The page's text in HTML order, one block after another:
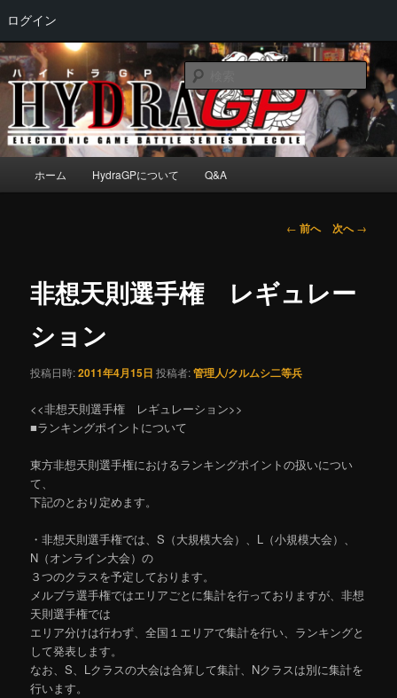
ログイン
メ
イ
ン
ン
テ
ン
HydraGP
Electronic game battle series by ECOLE
検
索
ホーム HydraGPについて Q&A
投
ゲ
ン
← 前へ 次へ→
非想天則選手権 レギュレー
ション
投稿日時:2011年4月15日 投稿者:管理人/クルムシ二等兵
<<非想天則選手権 レギュレーション>>
■ランキングポイントについて
東方非想天則選手権におけるランキングポイントの扱いについ
て、
下記のとおり定めます。
・非想天則選手権では、S（大規模大会）、L（小規模大会）、
N（オンライン大会）の
３つのクラスを予定しております。
メルブラ選手権ではエリアごとに集計を行っておりますが、非想
天則選手権では
エリア分けは行わず、全国１エリアで集計を行い、ランキングと
して発表します。
なお、S、Lクラスの大会は合算して集計、Nクラスは別に集計を
行います。